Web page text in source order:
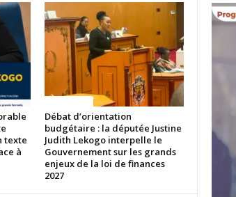
texte
à
Débat d’orientation
budgétaire : la députée Justine
Judith Lekogo interpelle le
Gouvernement sur les grands
enjeux de la loi de finances
2027